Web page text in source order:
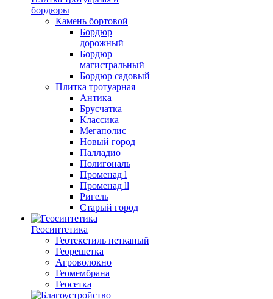
бордюры
Камень бортовой
Бордюр
дорожный
Бордюр
магистральный
Бордюр садовый
Плитка тротуарная
Антика
Брусчатка
Классика
Мегаполис
Новый город
Палладио
Полигональ
Променад l
Променад ll
Ригель
Старый город
Геосинтетика
Геотекстиль нетканый
Георешетка
Агроволокно
Геомембрана
Геосетка